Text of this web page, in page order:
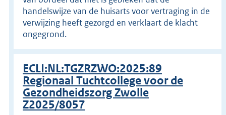
handelswijze van de huisarts voor vertraging in de
verwijzing heeft gezorgd en verklaart de klacht
ongegrond.
ECLI:NL:TGZRZWO:2025:89
Regionaal Tuchtcollege voor de
Gezondheidszorg Zwolle
Z2025/8057